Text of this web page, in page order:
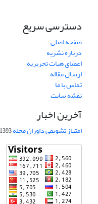
دسترسی سریع
صفحه اصلی
درباره نشریه
اعضای هیات تحریریه
ارسال مقاله
تماس با ما
نقشه سایت
آخرین اخبار
امتیاز تشویقی داوران مجله1393-09-01